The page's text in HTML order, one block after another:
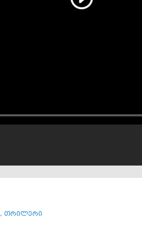
, თრილერი